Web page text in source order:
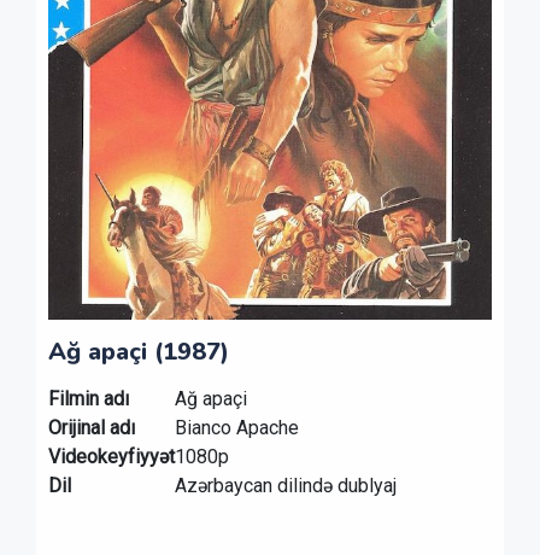
Ağ apaçi (1987)
Filmin adı
Ağ apaçi
Orijinal adı
Bianco Apache
Videokeyfiyyət1080p
Dil
Azərbaycan dilində dublyaj